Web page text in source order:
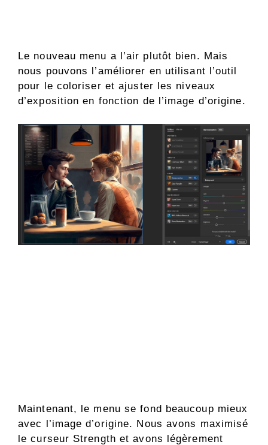
Le nouveau menu a l’air plutôt bien. Mais
nous pouvons l’améliorer en utilisant l’outil
pour le coloriser et ajuster les niveaux
d’exposition en fonction de l’image d’origine.
Maintenant, le menu se fond beaucoup mieux
avec l’image d’origine. Nous avons maximisé
le curseur Strength et avons légèrement